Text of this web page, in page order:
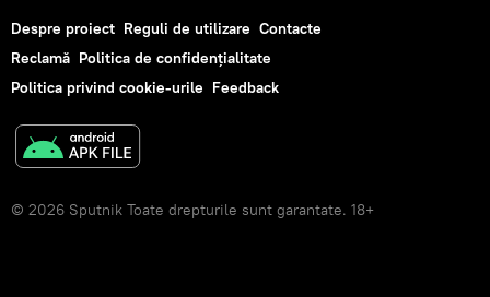
Despre proiect Reguli de utilizare Contacte
Reclamă Politica de confidențialitate
Politica privind cookie-urile Feedback
© 2026 Sputnik Toate drepturile sunt garantate. 18+